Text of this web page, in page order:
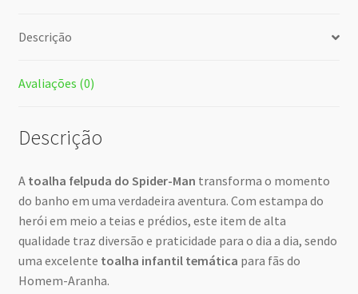
Descrição
Avaliações (0)
Descrição
A toalha felpuda do Spider-Man transforma o momento
do banho em uma verdadeira aventura. Com estampa do
herói em meio a teias e prédios, este item de alta
qualidade traz diversão e praticidade para o dia a dia, sendo
uma excelente toalha infantil temática para fãs do
Homem-Aranha.